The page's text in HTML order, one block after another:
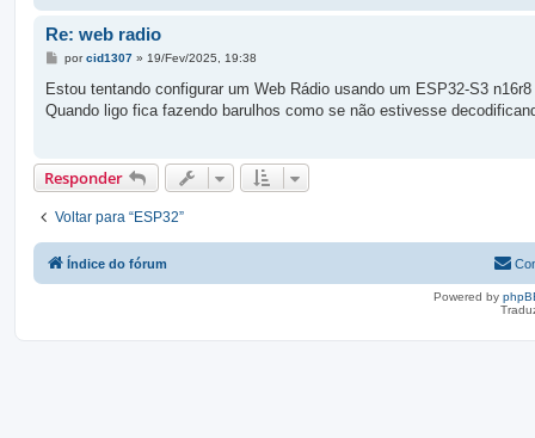
m
Re: web radio
M
n
a
porcid1307» 19/Fev/2025, 19:38
Estou tentando configurar um Web Rádio usando um ESP32-S3
Quando ligo fica fazendo barulhos como se não estivesse
Responder
Voltar para “ESP32”
Índice do fórum
Powered by